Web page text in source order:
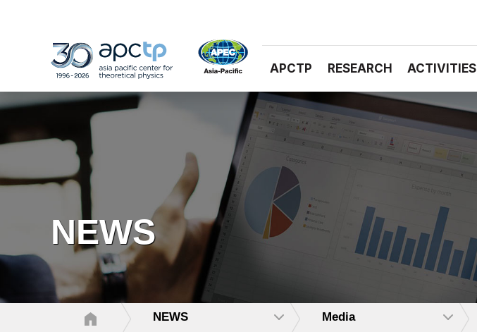
APCTP RESEARCH ACTIVITIES
NEWS
NEWS Media